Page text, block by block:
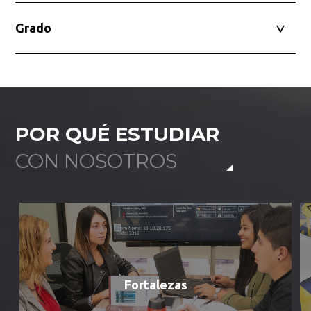
Grado
POR QUÉ ESTUDIAR
CON NOSOTROS
Fortalezas